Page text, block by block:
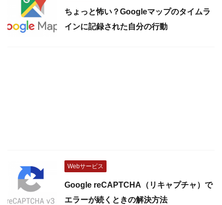
ちょっと怖い？Googleマップのタイムラ
インに記録された自分の行動
Webサービス
Google reCAPTCHA（リキャプチャ）で
エラーが続くときの解決方法